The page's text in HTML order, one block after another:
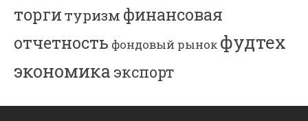
торгитуризм финансовая
отчетность фондовый рынок фудтех
экономика экспорт